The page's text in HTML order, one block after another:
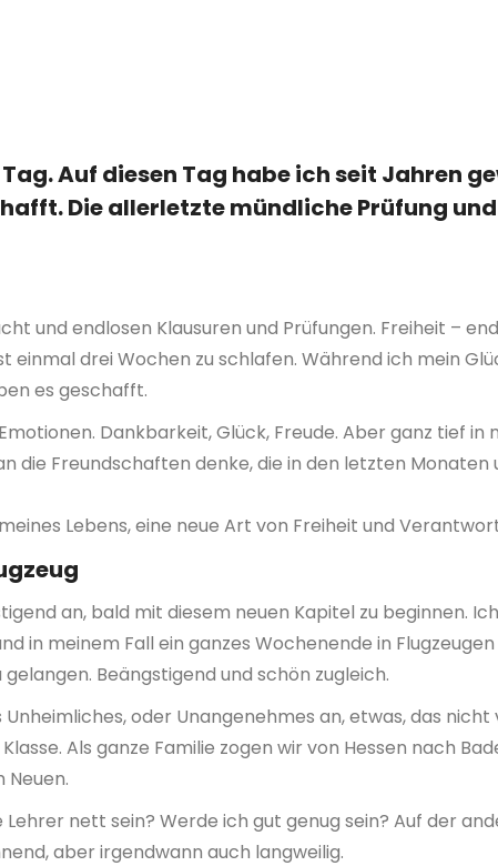
Auf diesen Tag habe ich seit Jahren
Die allerletzte mündliche Prüfung
und endlosen Klausuren und Prüfungen. Freiheit –
drei Wochen zu schlafen. Während ich mein
es geschafft.
Dankbarkeit, Glück, Freude. Aber ganz tief
die Freundschaften denke, die in den letzten
Lebens, eine neue Art von Freiheit und
an, bald mit diesem neuen Kapitel zu beginnen.
in meinem Fall ein ganzes Wochenende in
Beängstigend und schön zugleich.
oder Unangenehmes an, etwas, das
Als ganze Familie zogen wir von Hessen nach
nett sein? Werde ich gut genug sein? Auf der
aber irgendwann auch langweilig.